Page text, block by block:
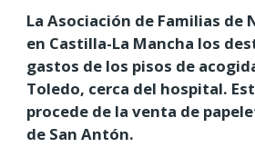
La Asociación de Familias de
en Castilla-La Mancha los
gastos de los pisos de
Toledo, cerca del hospital.
procede de la venta de
de San Antón.